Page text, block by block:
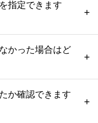
指定できます
かった場合はど
か確認できます